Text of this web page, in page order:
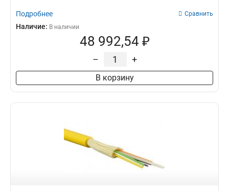
Подробнее Сравнить
Наличие: В наличии
48 992,54 ₽
– +
В корзину